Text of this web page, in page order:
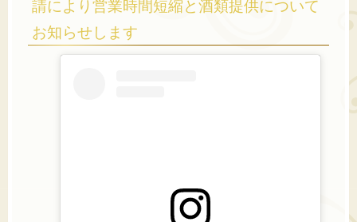
請により営業時間短縮と酒類提供について
お知らせします